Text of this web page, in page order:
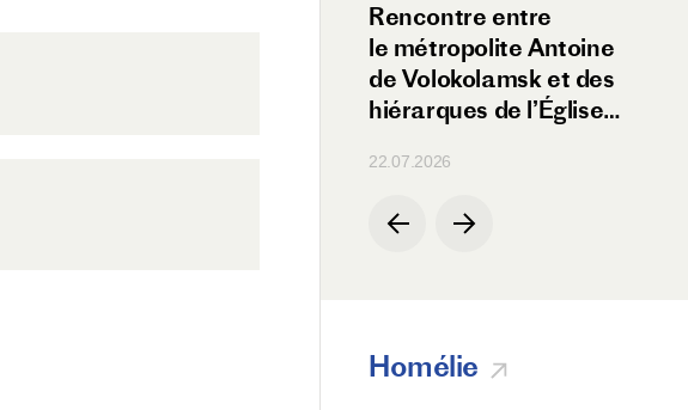
Rencontre entre
le métropolite Antoine
de Volokolamsk et des
hiérarques de l’Église
22.07.2026
Homélie